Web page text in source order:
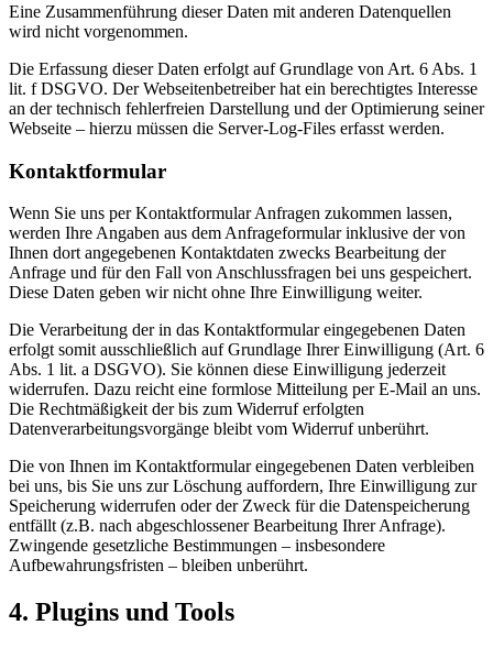
Eine Zusammenführung dieser Daten mit anderen Datenquellen
wird nicht vorgenommen.
Die Erfassung dieser Daten erfolgt auf Grundlage von Art. 6 Abs. 1
lit. f DSGVO. Der Webseitenbetreiber hat ein berechtigtes Interesse
an der technisch fehlerfreien Darstellung und der Optimierung seiner
Webseite – hierzu müssen die Server-Log-Files erfasst werden.
Kontaktformular
Wenn Sie uns per Kontaktformular Anfragen zukommen lassen,
werden Ihre Angaben aus dem Anfrageformular inklusive der von
Ihnen dort angegebenen Kontaktdaten zwecks Bearbeitung der
Anfrage und für den Fall von Anschlussfragen bei uns gespeichert.
Diese Daten geben wir nicht ohne Ihre Einwilligung weiter.
Die Verarbeitung der in das Kontaktformular eingegebenen Daten
erfolgt somit ausschließlich auf Grundlage Ihrer Einwilligung (Art. 6
Abs. 1 lit. a DSGVO). Sie können diese Einwilligung jederzeit
widerrufen. Dazu reicht eine formlose Mitteilung per E-Mail an uns.
Die Rechtmäßigkeit der bis zum Widerruf erfolgten
Datenverarbeitungsvorgänge bleibt vom Widerruf unberührt.
Die von Ihnen im Kontaktformular eingegebenen Daten verbleiben
bei uns, bis Sie uns zur Löschung auffordern, Ihre Einwilligung zur
Speicherung widerrufen oder der Zweck für die Datenspeicherung
entfällt (z.B. nach abgeschlossener Bearbeitung Ihrer Anfrage).
Zwingende gesetzliche Bestimmungen – insbesondere
Aufbewahrungsfristen – bleiben unberührt.
4. Plugins und Tools